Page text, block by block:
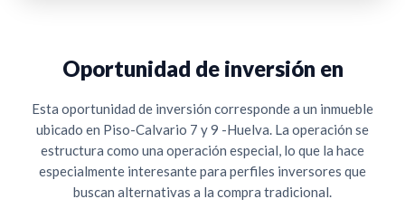
Oportunidad de inversión en
Esta oportunidad de inversión corresponde a un inmueble
ubicado en Piso-Calvario 7 y 9 -Huelva. La operación se
estructura como una operación especial, lo que la hace
especialmente interesante para perfiles inversores que
buscan alternativas a la compra tradicional.